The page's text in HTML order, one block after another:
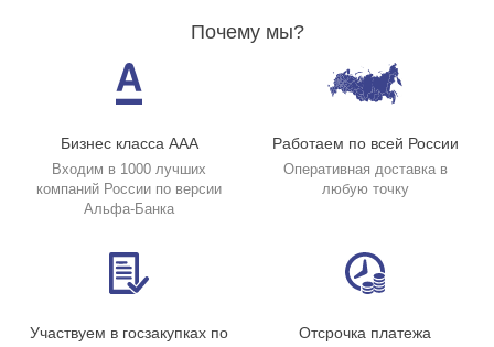
Почему мы?
Бизнес класса ААА
Входим в 1000 лучших
компаний России по версии
Альфа-Банка
Работаем по всей России
Оперативная доставка в
любую точку
Участвуем в госзакупках по
Отсрочка платежа